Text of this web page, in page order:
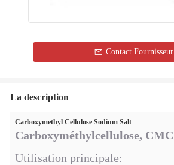
Contact Fournisseur
La description
Carboxymethyl Cellulose Sodium Salt
Carboxyméthylcellulose, CMC
Utilisation principale: